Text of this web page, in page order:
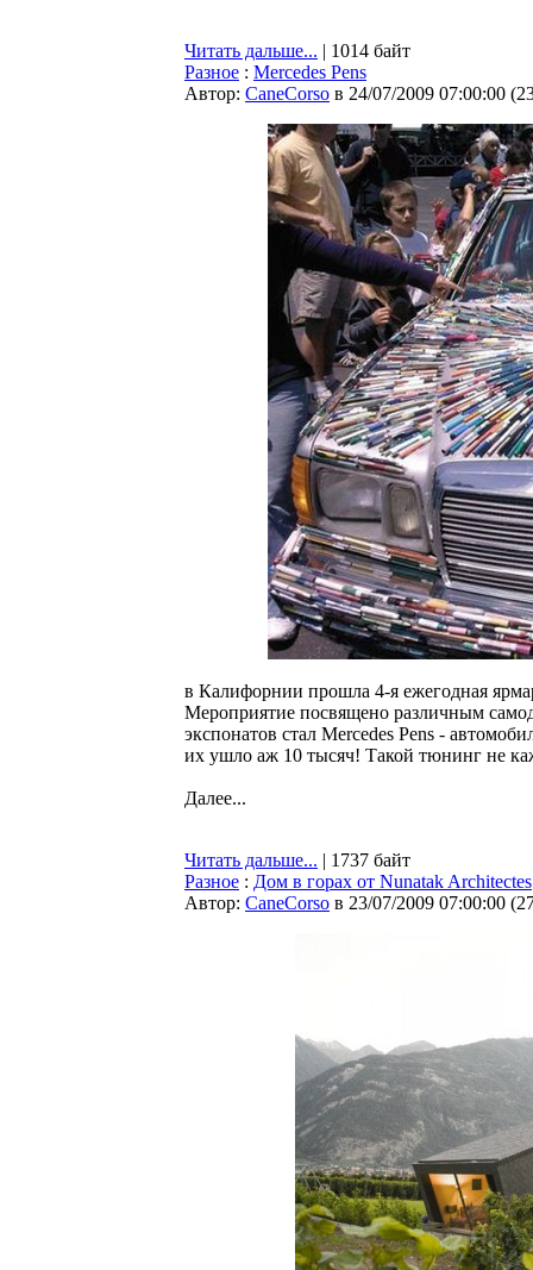
Читать дальше... | 1014 байт
Разное : Mercedes Pens
Автор: CaneCorso в 24/07/2009 07:00:00 (
в Калифорнии прошла 4-я ежегодная
Мероприятие посвящено различным
экспонатов стал Mercedes Pens -
их ушло аж 10 тысяч! Такой тюнинг не
Далее...
Читать дальше... | 1737 байт
Разное : Дом в горах от Nunatak Architectes
Автор: CaneCorso в 23/07/2009 07:00:00 (